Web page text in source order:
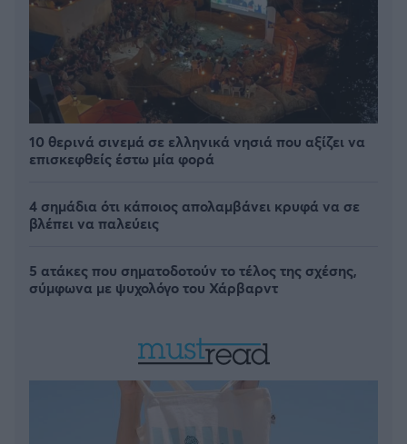
10 θερινά σινεμά σε ελληνικά νησιά που αξίζει να
επισκεφθείς έστω μία φορά
4 σημάδια ότι κάποιος απολαμβάνει κρυφά να σε
βλέπει να παλεύεις
5 ατάκες που σηματοδοτούν το τέλος της σχέσης,
σύμφωνα με ψυχολόγο του Χάρβαρντ